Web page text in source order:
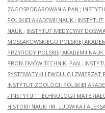
ZAGOSPODAROWANIA PAN ;
POLSKIEJ AKADEMII NAUK ; INSTYTUT
NAUK ; INSTYTUT MEDYCYNY
MOSSAKOWSKIEGO POLSKIEJ
PRZYRODY POLSKIEJ AKADEMII NAUK
PROBLEMÓW TECHNIKI PAN ;
SYSTEMATYKI I EWOLUCJI ZWIERZĄT
INSTYTUT ZOOLOGII POLSKIEJ
- INSTYTUT TECHNOLOGII
HISTORII NAUKI IM. LUDWIKA I